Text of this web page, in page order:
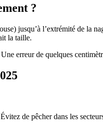
?
jusqu’à l’extrémité de la
la taille.
erreur de quelques
de pêcher dans les